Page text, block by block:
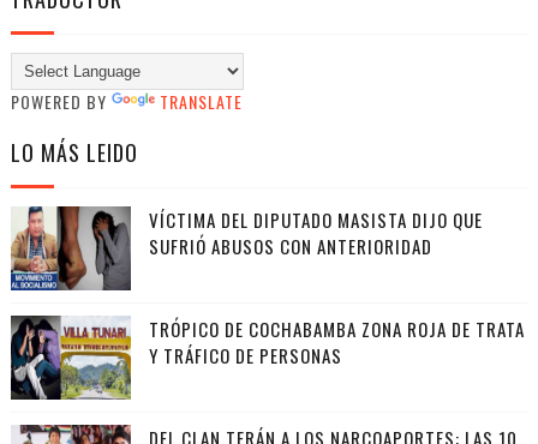
POWERED BY TRANSLATE
LO MÁS LEIDO
VÍCTIMA DEL DIPUTADO MASISTA DIJO QUE
SUFRIÓ ABUSOS CON ANTERIORIDAD
TRÓPICO DE COCHABAMBA ZONA ROJA DE TRATA
Y TRÁFICO DE PERSONAS
DEL CLAN TERÁN A LOS NARCOAPORTES: LAS 10